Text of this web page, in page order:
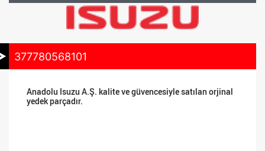
377780568101
Anadolu Isuzu A.Ş. kalite ve güvencesiyle satılan orjinal
yedek parçadır.